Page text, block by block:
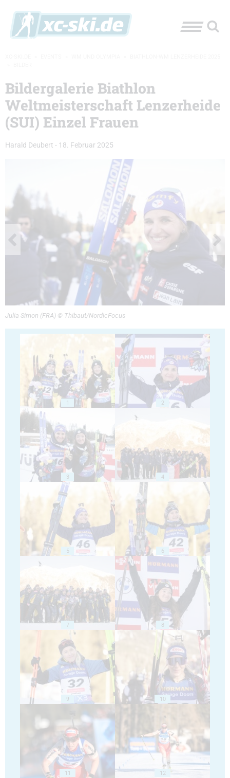
Bildergalerie Biathlon
Weltmeisterschaft Lenzerheide
(SUI) Einzel Frauen
Harald Deubert - 18. Februar 2025
Julia Simon (FRA) © Thibaut/NordicFocus
1 2
3 4
5 6
7 8
9 10
11 12